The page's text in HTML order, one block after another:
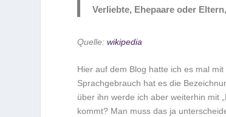
Verliebte, Ehepaare oder
Quelle:wikipedia
Hier auf dem Blog hatte ich es mal
Sprachgebrauch hat es die
über ihn werde ich aber weiterhin mit
kommt? Man muss das ja